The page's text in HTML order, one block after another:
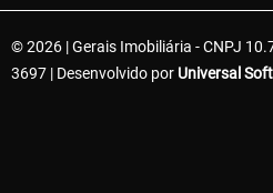
© 2026 | Gerais Imobiliária - CNPJ
3697 | Desenvolvido por Universal